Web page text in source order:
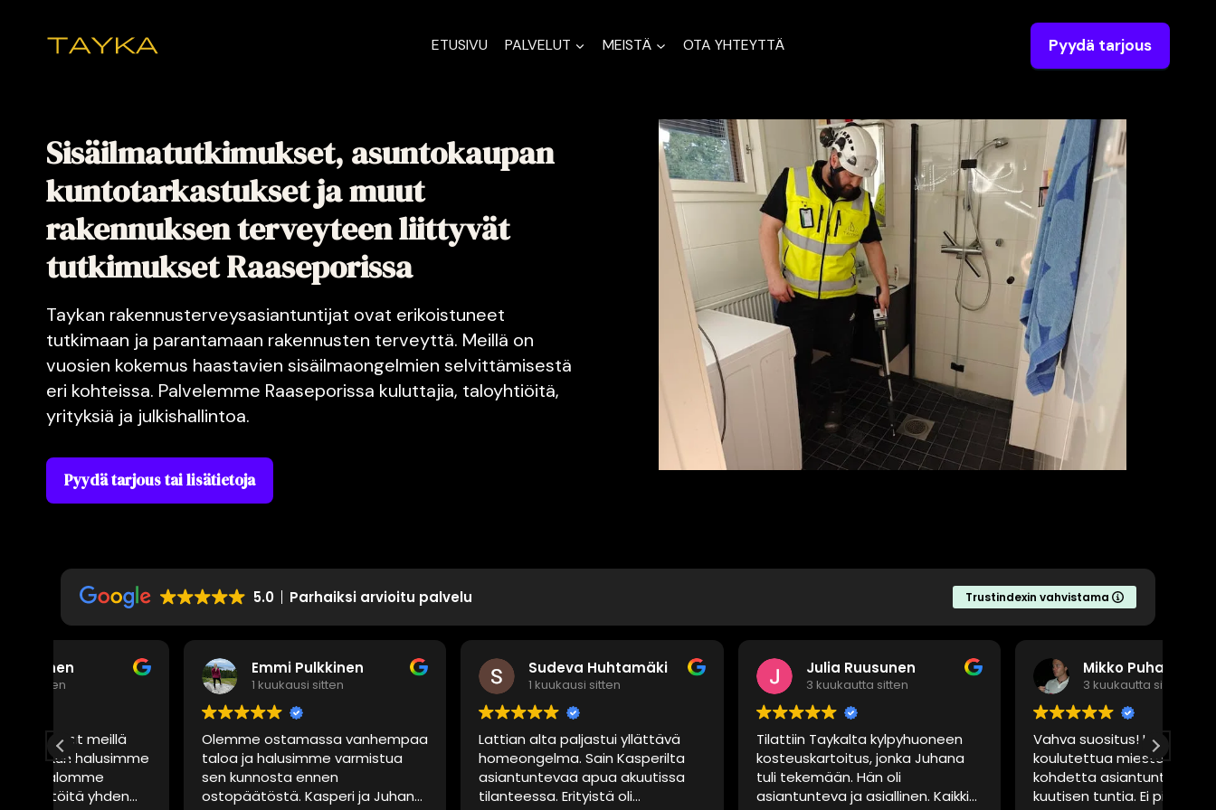
ETUSIVU PALVELUT MEISTÄ OTA YHTEYTTÄ Pyydä tarjous
Sisäilmatutkimukset, asuntokaupan
kuntotarkastukset ja muut
rakennuksen terveyteen liittyvät
tutkimukset Raaseporissa
Taykan rakennusterveysasiantuntijat ovat erikoistuneet
tutkimaan ja parantamaan rakennusten terveyttä. Meillä on
vuosien kokemus haastavien sisäilmaongelmien selvittämisestä
eri kohteissa. Palvelemme Raaseporissa kuluttajia, taloyhtiöitä,
yrityksiä ja julkishallintoa.
Pyydä tarjous tai lisätietoja
5.0 Parhaiksi arvioitu palvelu Trustindexin vahvistama
Emmi Pulkkinen
1 kuukausi sitten
Olemme ostamassa vanhempaa
taloa ja halusimme varmistua
sen kunnosta ennen
ostopäätöstä. Kasperi ja Juhana
Sudeva Huhtamäki
1 kuukausi sitten
Lattian alta paljastui yllättävä
homeongelma. Sain Kasperilta
asiantuntevaa apua akuutissa
tilanteessa. Erityistä oli
Julia Ruusunen
3 kuukautta sitten
Tilattiin Taykalta kylpyhuoneen
kosteuskartoitus, jonka Juhana
tuli tekemään. Hän oli
asiantunteva ja asiallinen. Kaikki
Mikko Puhakka
3 kuukautta sitten
Vahva suositus! Kaksi alaan
koulutettua miestä tarkisti
kohdetta asiantuntemuksella
kuutisen tuntia. Ei pikakatselmus,